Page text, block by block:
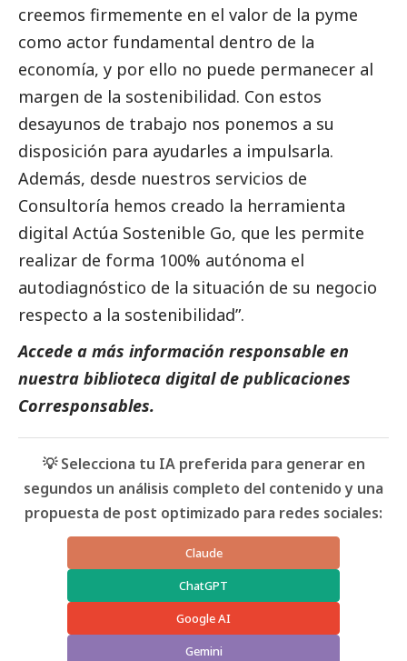
creemos firmemente en el valor de la pyme
como actor fundamental dentro de la
economía, y por ello no puede permanecer al
margen de la sostenibilidad. Con estos
desayunos de trabajo nos ponemos a su
disposición para ayudarles a impulsarla.
Además, desde nuestros servicios de
Consultoría hemos creado la herramienta
digital Actúa Sostenible Go, que les permite
realizar de forma 100% autónoma el
autodiagnóstico de la situación de su negocio
respecto a la sostenibilidad”.
Accede a más información responsable en
nuestra biblioteca digital de publicaciones
Corresponsables.
💡 Selecciona tu IA preferida para generar en
segundos un análisis completo del contenido y una
propuesta de post optimizado para redes sociales:
Claude
ChatGPT
Google AI
Gemini